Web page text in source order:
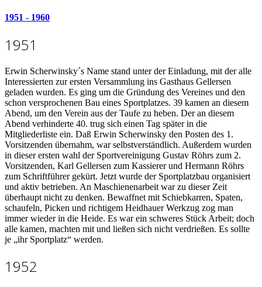
1951 - 1960
1951
Erwin Scherwinsky´s Name stand unter der Einladung, mit der alle
Interessierten zur ersten Versammlung ins Gasthaus Gellersen
geladen wurden. Es ging um die Gründung des Vereines und den
schon versprochenen Bau eines Sportplatzes. 39 kamen an diesem
Abend, um den Verein aus der Taufe zu heben. Der an diesem
Abend verhinderte 40. trug sich einen Tag später in die
Mitgliederliste ein. Daß Erwin Scherwinsky den Posten des 1.
Vorsitzenden übernahm, war selbstverständlich. Außerdem wurden
in dieser ersten wahl der Sportvereinigung Gustav Röhrs zum 2.
Vorsitzenden, Karl Gellersen zum Kassierer und Hermann Röhrs
zum Schriftführer gekürt. Jetzt wurde der Sportplatzbau organisiert
und aktiv betrieben. An Maschienenarbeit war zu dieser Zeit
überhaupt nicht zu denken. Bewaffnet mit Schiebkarren, Spaten,
schaufeln, Picken und richtigem Heidhauer Werkzug zog man
immer wieder in die Heide. Es war ein schweres Stück Arbeit; doch
alle kamen, machten mit und ließen sich nicht verdrießen. Es sollte
je „ihr Sportplatz“ werden.
1952